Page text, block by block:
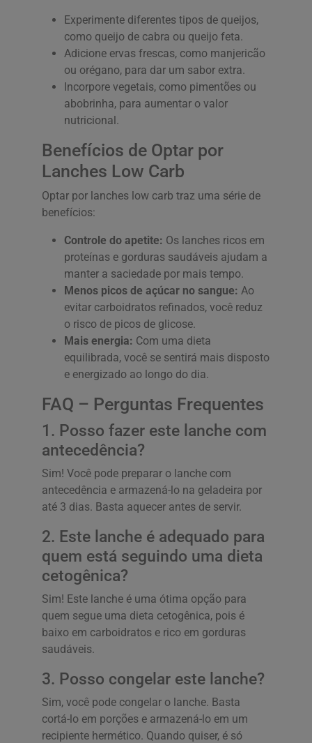
Experimente diferentes tipos de queijos,
como queijo de cabra ou queijo feta.
Adicione ervas frescas, como manjericão
ou orégano, para dar um sabor extra.
Incorpore vegetais, como pimentões ou
abobrinha, para aumentar o valor
nutricional.
Benefícios de Optar por
Lanches Low Carb
Optar por lanches low carb traz uma série de
benefícios:
Controle do apetite: Os lanches ricos em
proteínas e gorduras saudáveis ajudam a
manter a saciedade por mais tempo.
Menos picos de açúcar no sangue: Ao
evitar carboidratos refinados, você reduz
o risco de picos de glicose.
Mais energia: Com uma dieta
equilibrada, você se sentirá mais disposto
e energizado ao longo do dia.
FAQ – Perguntas Frequentes
1. Posso fazer este lanche com
antecedência?
Sim! Você pode preparar o lanche com
antecedência e armazená-lo na geladeira por
até 3 dias. Basta aquecer antes de servir.
2. Este lanche é adequado para
quem está seguindo uma dieta
cetogênica?
Sim! Este lanche é uma ótima opção para
quem segue uma dieta cetogênica, pois é
baixo em carboidratos e rico em gorduras
saudáveis.
3. Posso congelar este lanche?
Sim, você pode congelar o lanche. Basta
cortá-lo em porções e armazená-lo em um
recipiente hermético. Quando quiser, é só